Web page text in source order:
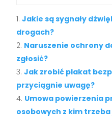
Jakie są sygnały
drogach?
Naruszenie ochrony
zgłosić?
Jak zrobić plakat
przyciągnie uwagę?
Umowa powierzenia
osobowych z kim trzeba